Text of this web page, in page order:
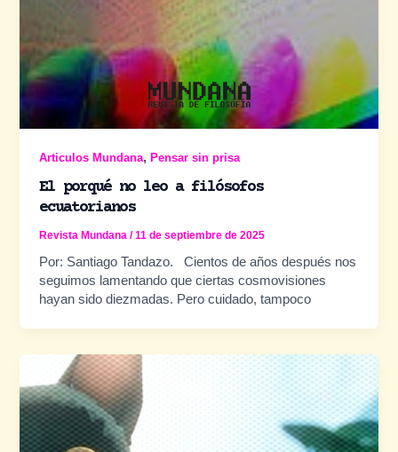
Articulos Mundana,Pensar sin prisa
El porqué no leo a filósofos
ecuatorianos
Revista Mundana/11 de septiembre de 2025
Por: Santiago Tandazo. Cientos de años después nos
seguimos lamentando que ciertas cosmovisiones
hayan sido diezmadas. Pero cuidado, tampoco